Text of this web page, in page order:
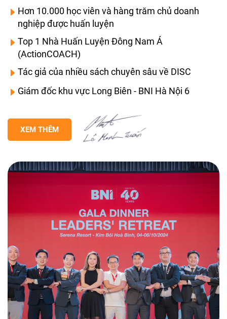
Hơn 10.000 học viên và hàng trăm chủ doanh
nghiệp được huấn luyện
Top 1 Nhà Huấn Luyện Đông Nam Á
(ActionCOACH)
Tác giả của nhiều sách chuyên sâu về DISC
Giám đốc khu vực Long Biên - BNI Hà Nội 6
XEM THÊM